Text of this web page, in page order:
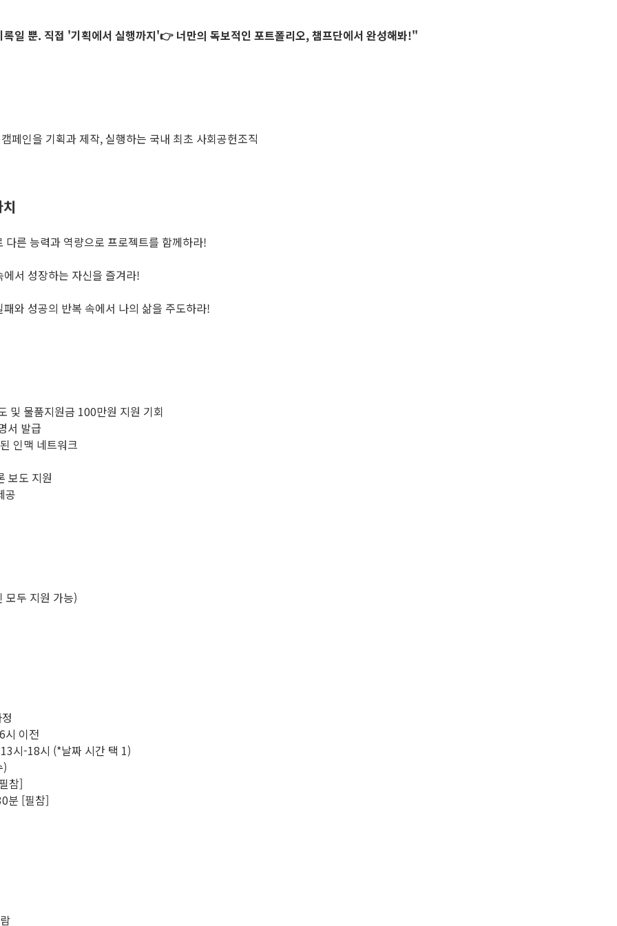
일 뿐. 직접 '기획에서 실행까지'👉 너만의 독보적인 포트폴리오, 챔프단에서 완성해봐!"
페인을 기획과 제작, 실행하는 국내 최초 사회공헌조직
다른 능력과 역량으로 프로젝트를 함께하라!
서 성장하는 자신을 즐겨라!
와 성공의 반복 속에서 나의 삶을 주도하라!
및 물품지원금 100만원 지원 기회
서 발급
인맥 네트워크
보도 지원
공
모두 지원 가능)
시 이전
시-18시 (*날짜 시간 택 1)
)
참]
분 [필참]